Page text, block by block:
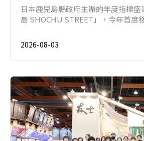
日本鹿兒島縣政府主辦的年度指標盛
島 SHOCHU STREET」，今年首度
2026-08-03